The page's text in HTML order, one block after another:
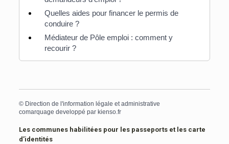
Quelles aides pour financer le permis de
conduire ?
Médiateur de Pôle emploi : comment y
recourir ?
© Direction de l'information légale et administrative
comarquage developpé par kienso.fr
Les communes habilitées pour les passeports et les carte
d’identités